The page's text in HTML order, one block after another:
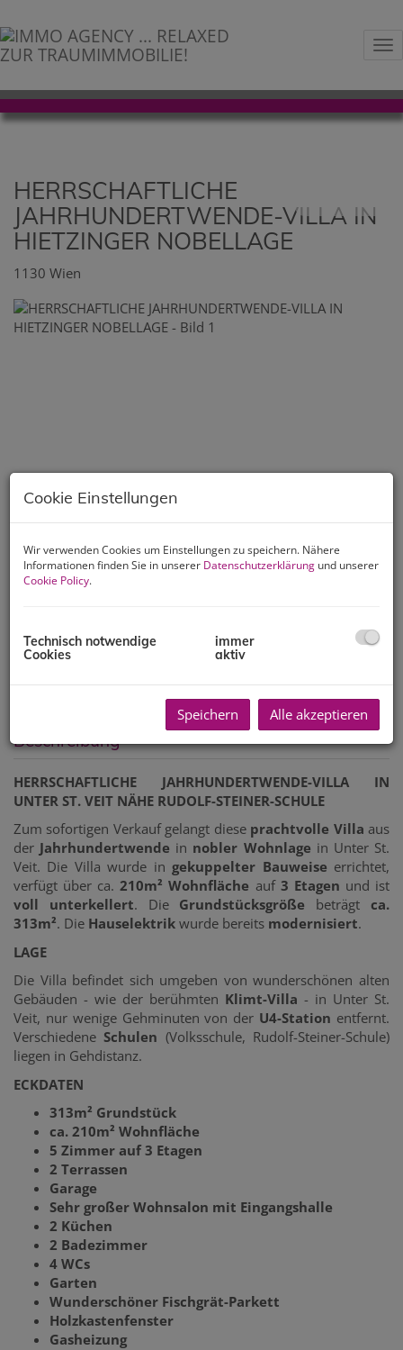
HERRSCHAFTLICHE
JAHRHUNDERTWENDE-VILLA IN
HIETZINGER NOBELLAGE
1130 Wien
Beschreibung
HERRSCHAFTLICHE JAHRHUNDERTWENDE-VILLA IN
UNTER ST. VEIT NÄHE RUDOLF-STEINER-SCHULE
Zum sofortigen Verkauf gelangt diese prachtvolle Villa aus
der Jahrhundertwende in nobler Wohnlage in Unter St.
Veit. Die Villa wurde ingekuppelter Bauweise errichtet,
verfügt über ca.210m² Wohnfläche auf 3 Etagen und ist
voll unterkellert. Die Grundstücksgröße beträgtca.
313m². Die Hauselektrik wurde bereits modernisiert.
LAGE
Die Villa befindet sich umgeben von wunderschönen alten
Gebäuden - wie der berühmten Klimt-Villa - in Unter St.
Veit, nur wenige Gehminuten von der U4-Station entfernt.
VerschiedeneSchulen (Volksschule, Rudolf-Steiner-Schule)
liegen in Gehdistanz.
ECKDATEN
313m² Grundstück
ca. 210m² Wohnfläche
5 Zimmer auf 3 Etagen
2 Terrassen
Garage
Sehr großer Wohnsalon mit Eingangshalle
2 Küchen
2 Badezimmer
4 WCs
Garten
Wunderschöner Fischgrät-Parkett
Holzkastenfenster
Gasheizung
Cookie Einstellungen
Wir verwenden Cookies um Einstellungen zu speichern. Nähere
Informationen finden Sie in unserer Datenschutzerklärung und unserer
Cookie Policy.
Technisch notwendige
Cookies
immer
aktiv
Speichern Alle akzeptieren